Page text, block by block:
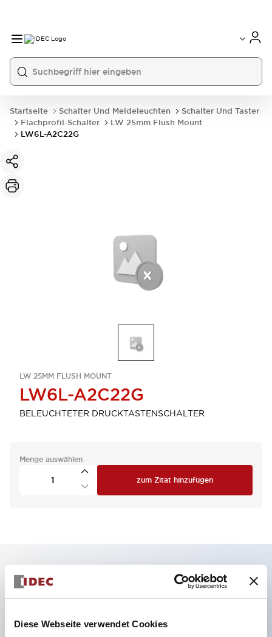
Diese Webseite verwendet Cookies
Startseite Schalter Und Meldeleuchten
Schalter Und Taster
Flachprofil-Schalter
LW 25mm Flush Mount
LW6L-A2C22G
LW 25MM FLUSH MOUNT
LW6L-A2C22G
BELEUCHTETER DRUCKTASTENSCHALTER
Menge auswählen
zum Zitat hinzufügen
Hauptmerkmale
Mehrfachbefestigung möglich